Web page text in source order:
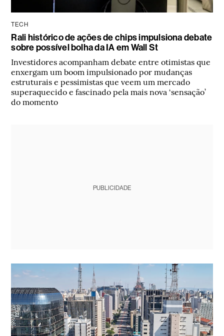
TECH
Rali histórico de ações de chips impulsiona debate
sobre possível bolha da IA em Wall St
Investidores acompanham debate entre otimistas que
enxergam um boom impulsionado por mudanças
estruturais e pessimistas que veem um mercado
superaquecido e fascinado pela mais nova ‘sensação’
do momento
PUBLICIDADE